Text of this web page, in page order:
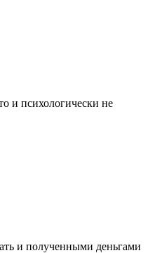
и психологически не
и полученными деньгами